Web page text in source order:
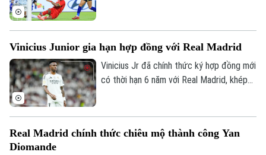
tạo đà thuận lợi trước vòng bán kết.
Vinicius Junior gia hạn hợp đồng với Real Madrid
Vinicius Jr đã chính thức ký hợp đồng mới
có thời hạn 6 năm với Real Madrid, khép
Real Madrid chính thức chiêu mộ thành công Yan
Diomande